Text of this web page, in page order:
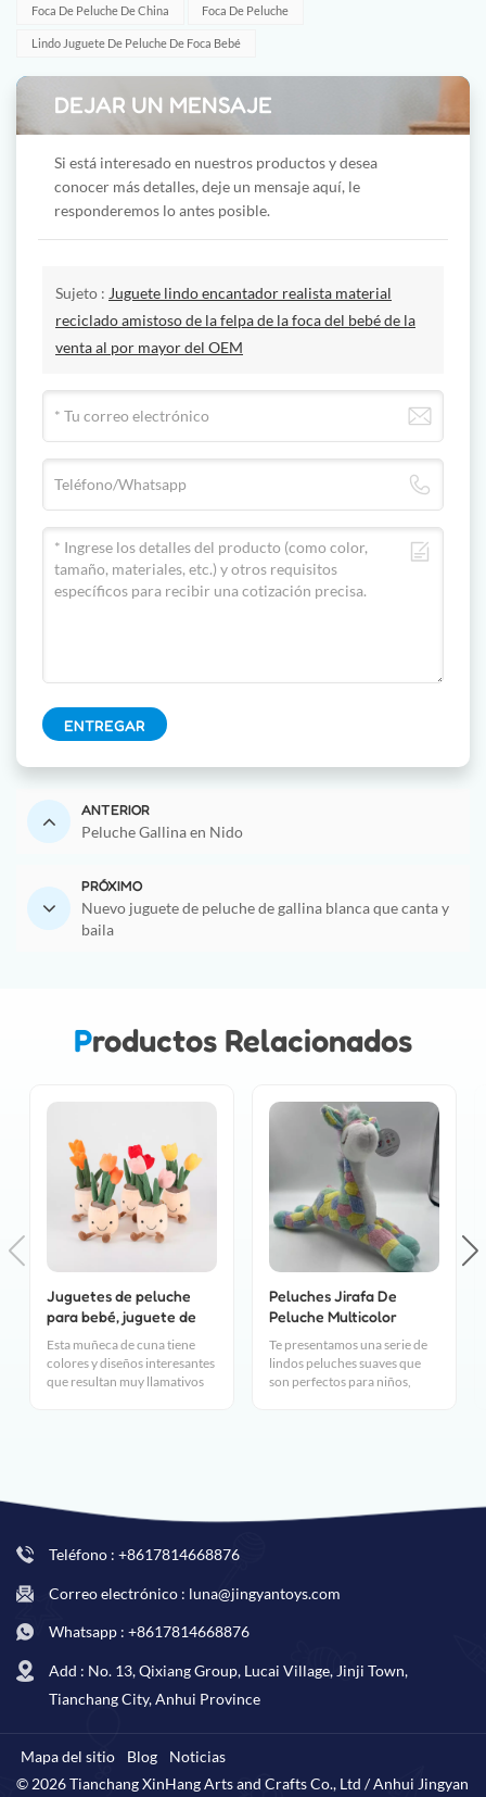
Foca De Peluche De China Foca De Peluche
Lindo Juguete De Peluche De Foca Bebé
DEJAR UN MENSAJE
Si está interesado en nuestros productos y desea
conocer más detalles, deje un mensaje aquí, le
responderemos lo antes posible.
Sujeto : Juguete lindo encantador realista material
reciclado amistoso de la felpa de la foca del bebé de la
venta al por mayor del OEM
ENTREGAR
ANTERIOR
Peluche Gallina en Nido
PRÓXIMO
Nuevo juguete de peluche de gallina blanca que canta y
baila
Productos Relacionados
Juguetes de peluche
para bebé, juguete de
marioneta móvil para
cochecito de bebé
Esta muñeca de cuna tiene
colores y diseños interesantes
que resultan muy llamativos
Peluches Jirafa De
Peluche Multicolor
Te presentamos una serie de
lindos peluches suaves que
son perfectos para niños,
Teléfono : +8617814668876
Correo electrónico : luna@jingyantoys.com
Whatsapp : +8617814668876
Add : No. 13, Qixiang Group, Lucai Village, Jinji Town,
Tianchang City, Anhui Province
Mapa del sitio Blog
Noticias
© 2026 Tianchang XinHang Arts and Crafts Co., Ltd / Anhui Jingyan